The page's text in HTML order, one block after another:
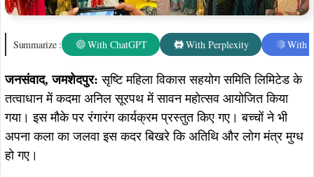
Summarize : With ChatGPT With Perplexity With
जनसंवाद, जमशेदपुर: सृष्टि महिला विकास सहयोग समिति लिमिटेड के
तत्वाधान में कदमा अनिल सूरपथ में सावन महोत्सव आयोजित किया
गया। इस मौके पर रंगारंग कार्यक्रम प्रस्तुत किए गए। बच्चों ने भी
अपना कला का जलवा इस कदर बिखरे कि अतिथि और लोग मंत्र मुग्ध
हो गए।